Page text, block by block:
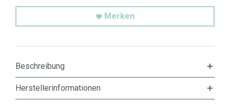
Merken
Beschreibung
Herstellerinformationen